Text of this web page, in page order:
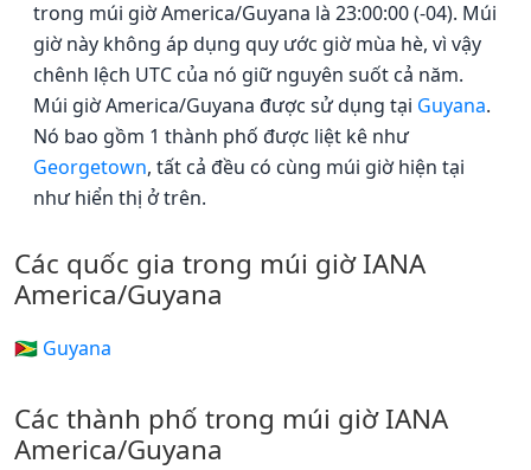
trong múi giờ America/Guyana là 23:00:00 (-04). Múi
giờ này không áp dụng quy ước giờ mùa hè, vì vậy
chênh lệch UTC của nó giữ nguyên suốt cả năm.
Múi giờ America/Guyana được sử dụng tại Guyana.
Nó bao gồm 1 thành phố được liệt kê như
Georgetown, tất cả đều có cùng múi giờ hiện tại
như hiển thị ở trên.
Các quốc gia trong múi giờ IANA
America/Guyana
🇬🇾 Guyana
Các thành phố trong múi giờ IANA
America/Guyana